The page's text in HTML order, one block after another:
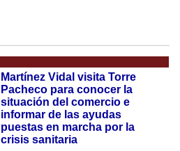
Martínez Vidal visita Torre
Pacheco para conocer la
situación del comercio e
informar de las ayudas
puestas en marcha por la
crisis sanitaria